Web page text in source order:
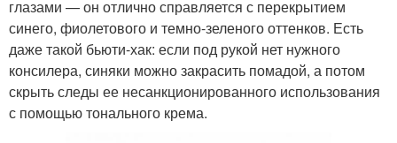
глазами — он отлично справляется с перекрытием
синего, фиолетового и темно-зеленого оттенков. Есть
даже такой бьюти-хак: если под рукой нет нужного
консилера, синяки можно закрасить помадой, а потом
скрыть следы ее несанкционированного использования
с помощью тонального крема.